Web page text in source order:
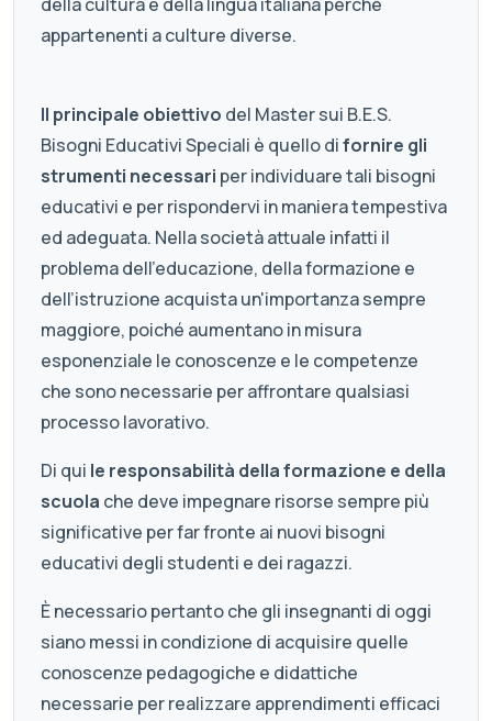
appartenenti a culture diverse.
Il principale obiettivo del Master sui B.E.S.
Bisogni Educativi Speciali è quello difornire gli
strumenti necessari per individuare tali bisogni
educativi e per rispondervi in maniera tempestiva
ed adeguata. Nella società attuale infatti il
problema dell’educazione, della formazione e
dell’istruzione acquista un'importanza sempre
maggiore, poiché aumentano in misura
esponenziale le conoscenze e le competenze
che sono necessarie per affrontare qualsiasi
processo lavorativo.
Di qui le responsabilità della formazione e della
scuola che deve impegnare risorse sempre più
significative per far fronte ai nuovi bisogni
educativi degli studenti e dei ragazzi.
È necessario pertanto che gli insegnanti di oggi
siano messi in condizione di acquisire quelle
conoscenze pedagogiche e didattiche
necessarie per realizzare apprendimenti efficaci